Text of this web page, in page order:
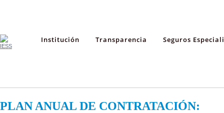
Institución Transparencia Seguros
PLAN ANUAL DE CONTRATACIÓN: